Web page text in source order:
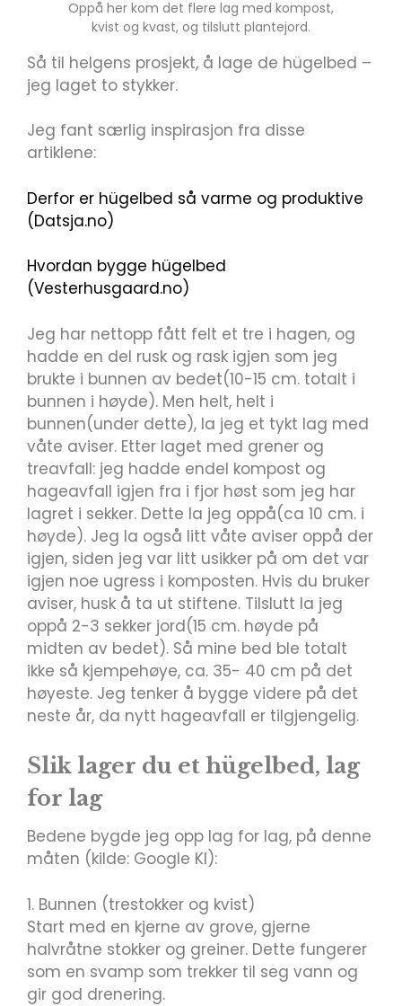
Oppå her kom det flere lag med kompost,
kvist og kvast, og tilslutt plantejord.
Så til helgens prosjekt, å lage de hügelbed –
jeg laget to stykker.
Jeg fant særlig inspirasjon fra disse
artiklene:
Derfor er hügelbed så varme og produktive
(Datsja.no)
Hvordan bygge hügelbed
(Vesterhusgaard.no)
Jeg har nettopp fått felt et tre i hagen, og
hadde en del rusk og rask igjen som jeg
brukte i bunnen av bedet(10-15 cm. totalt i
bunnen i høyde). Men helt, helt i
bunnen(under dette), la jeg et tykt lag med
våte aviser. Etter laget med grener og
treavfall: jeg hadde endel kompost og
hageavfall igjen fra i fjor høst som jeg har
lagret i sekker. Dette la jeg oppå(ca 10 cm. i
høyde). Jeg la også litt våte aviser oppå der
igjen, siden jeg var litt usikker på om det var
igjen noe ugress i komposten. Hvis du bruker
aviser, husk å ta ut stiftene. Tilslutt la jeg
oppå 2-3 sekker jord(15 cm. høyde på
midten av bedet). Så mine bed ble totalt
ikke så kjempehøye, ca. 35- 40 cm på det
høyeste. Jeg tenker å bygge videre på det
neste år, da nytt hageavfall er tilgjengelig.
Slik lager du et hügelbed, lag
for lag
Bedene bygde jeg opp lag for lag, på denne
måten (kilde: Google KI):
1. Bunnen (trestokker og kvist)
Start med en kjerne av grove, gjerne
halvråtne stokker og greiner. Dette fungerer
som en svamp som trekker til seg vann og
gir god drenering.